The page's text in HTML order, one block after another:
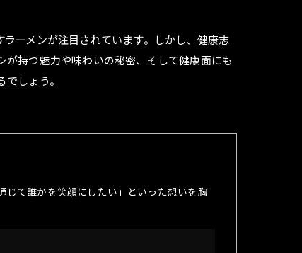
ーメンが注目されています。しかし、健康志
持つ魅力や味わいの秘密、そして健康面にも
しょう。
て誰かを笑顔にしたい」といった想いを胸